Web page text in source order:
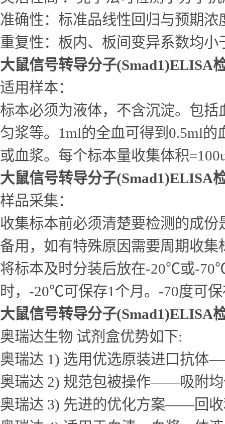
准确性：标准品线性回归与预期浓
重复性：板内、板间变异系数均小
大鼠信号转导分子(Smad1)ELISA
适用样本：
标本必须为液体，不含沉淀。包
匀浆等。1ml的全血可得到0.5ml的
或血浆。每个标本量收集体积
大鼠信号转导分子(Smad1)ELISA
样品采集：
收集标本前必须清楚要检测的成
备用，如有特殊原因需要周期收集
将标本及时分装后放在-20℃或-
时，-20℃可保存1个月。-70度可
大鼠信号转导分子(Smad1)ELISA
奥瑞达生物 试剂盒优势如下:
奥瑞达 1) 选用优选原装进口抗
奥瑞达 2) 规范包被操作——吸附
奥瑞达 3) 先进的优化方案——回